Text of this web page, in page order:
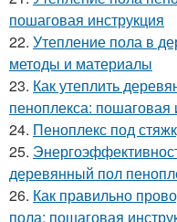
пошаговая инструкция
22. Утепление пола в
методы и материалы
23. Как утеплить
пеноплекса: пошаговая
24. Пеноплекс под
25.
деревянный пол
26. Как правильно
пола: пошаговая